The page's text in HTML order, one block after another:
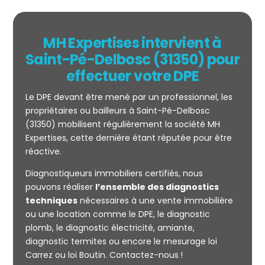
Mesurage
CARREZ
MH Expertises intervient à
Saint-Pé-Delbosc (31350) pour
effectuer votre DPE
Le DPE devant être mené par un professionnel, les
propriétaires ou bailleurs à Saint-Pé-Delbosc
(31350) mobilisent régulièrement la société MH
Expertises, cette dernière étant réputée pour être
réactive.
Diagnostiqueurs immobiliers certifiés, nous
pouvons réaliser l’ensemble des diagnostics
techniquesnécessaires à une vente immobilière
ou une location comme le DPE, le diagnostic
plomb, le diagnostic électricité, amiante,
diagnostic termites ou encore le mesurage loi
Carrez ou loi Boutin. Contactez-nous !